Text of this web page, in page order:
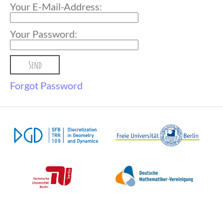
Your E-Mail-Address:
Your Password:
Forgot Password